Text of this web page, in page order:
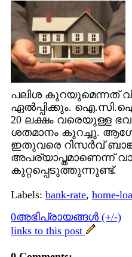
പലിശ കുറയുമെന്നത്
ഏല്‍പ്പിക്കും.
20 ലക്ഷം വരെയുള്ള
ശതമാനം കുറച്ചു.
ഇതുവരെ റിസര്‍വ്
അപര്യാപ്തമാണെന്ന്
കുറ്റപ്പെടുത്തുന്നുണ്ട്.
Labels: bank-rate, home-
0അഭിപ്രായങ്ങള്‍ (+/-)
links to this post